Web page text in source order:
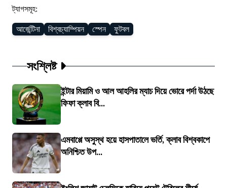
ট্যাগসমূহ:
আর্জেন্টিনা বিশ্বচ্যাম্পিয়ন স্পেন ফুটবল
সংশ্লিষ্ট
ইন্টার মিয়ামি ও আল আহলির ম্যাচ দিয়ে ভোরে পর্দা উঠছে
ফিফা ক্লাব বি...
এমবাপ্পে অসুস্থ হয়ে হাসপাতালে ভর্তি, ক্লাব বিশ্বকাপে
অনিশ্চিত উপ...